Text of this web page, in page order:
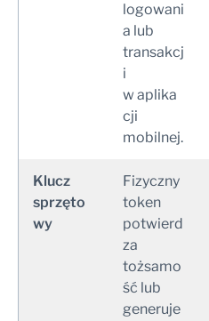
logowani
a lub
transakcj
i
w aplika
cji
mobilnej.
Klucz
sprzęto
wy
Fizyczny
token
potwierd
za
tożsamo
ść lub
generuje